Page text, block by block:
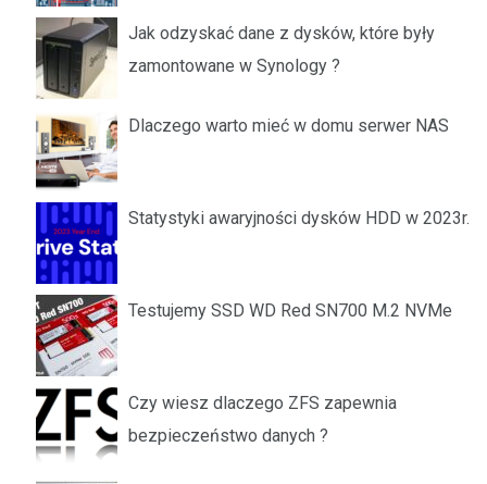
Jak odzyskać dane z dysków, które były
zamontowane w Synology ?
Dlaczego warto mieć w domu serwer NAS
Statystyki awaryjności dysków HDD w 2023r.
Testujemy SSD WD Red SN700 M.2 NVMe
Czy wiesz dlaczego ZFS zapewnia
bezpieczeństwo danych ?